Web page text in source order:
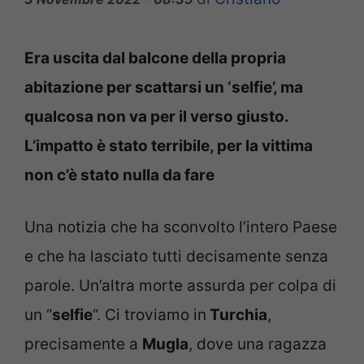
Era uscita dal balcone della propria
abitazione per scattarsi un ‘selfie’, ma
qualcosa non va per il verso giusto.
L’impatto è stato terribile, per la vittima
non c’è stato nulla da fare
Una notizia che ha sconvolto l’intero Paese
e che ha lasciato tutti decisamente senza
parole. Un’altra morte assurda per colpa di
un “selfie“. Ci troviamo in Turchia,
precisamente a Mugla, dove una ragazza